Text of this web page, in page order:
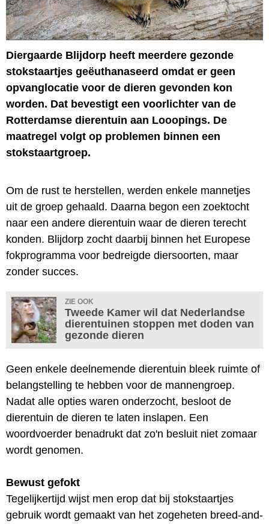
Diergaarde Blijdorp heeft meerdere gezonde
stokstaartjes geëuthanaseerd omdat er geen
opvanglocatie voor de dieren gevonden kon
worden. Dat bevestigt een voorlichter van de
Rotterdamse dierentuin aan Looopings. De
maatregel volgt op problemen binnen een
stokstaartgroep.
Om de rust te herstellen, werden enkele mannetjes
uit de groep gehaald. Daarna begon een zoektocht
naar een andere dierentuin waar de dieren terecht
konden. Blijdorp zocht daarbij binnen het Europese
fokprogramma voor bedreigde diersoorten, maar
zonder succes.
ZIE OOK
Tweede Kamer wil dat Nederlandse
dierentuinen stoppen met doden van
gezonde dieren
Geen enkele deelnemende dierentuin bleek ruimte of
belangstelling te hebben voor de mannengroep.
Nadat alle opties waren onderzocht, besloot de
dierentuin de dieren te laten inslapen. Een
woordvoerder benadrukt dat zo'n besluit niet zomaar
wordt genomen.
Bewust gefokt
Tegelijkertijd wijst men erop dat bij stokstaartjes
gebruik wordt gemaakt van het zogeheten breed-and-